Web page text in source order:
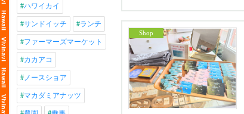
#ハワイカイ
#サンドイッチ #ランチ
#ファーマーズマーケット
#カカアコ
#ノースショア
#マカダミアナッツ
Shop